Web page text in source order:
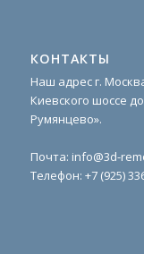
КОНТАКТЫ
Наш адрес г.
Киевского шоссе
Румянцево».
Почта: info@3d-
Телефон: +7 (925)